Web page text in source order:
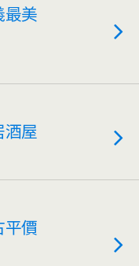
最美
屋
平價